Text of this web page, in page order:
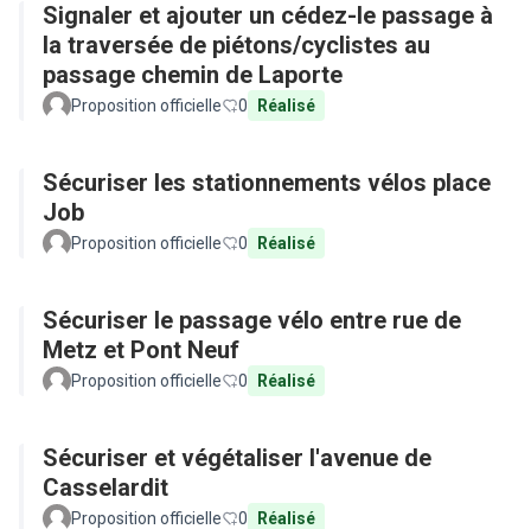
Signaler et ajouter un cédez-le passage à
la traversée de piétons/cyclistes au
passage chemin de Laporte
Proposition officielle 0 Réalisé
Sécuriser les stationnements vélos place
Job
Proposition officielle 0 Réalisé
Sécuriser le passage vélo entre rue de
Metz et Pont Neuf
Proposition officielle 0 Réalisé
Sécuriser et végétaliser l'avenue de
Casselardit
Proposition officielle 0 Réalisé